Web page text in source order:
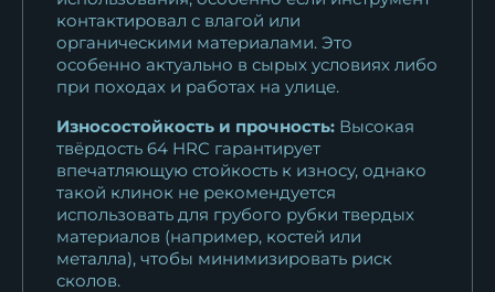
контактировал с влагой или
органическими материалами. Это
особенно актуально в сырых условиях либо
при походах и работах на улице.
Износостойкость и прочность: Высокая
твёрдость 64 HRC гарантирует
впечатляющую стойкость к износу, однако
такой клинок не рекомендуется
использовать для грубого рубки твердых
материалов (например, костей или
металла), чтобы минимизировать риск
сколов.